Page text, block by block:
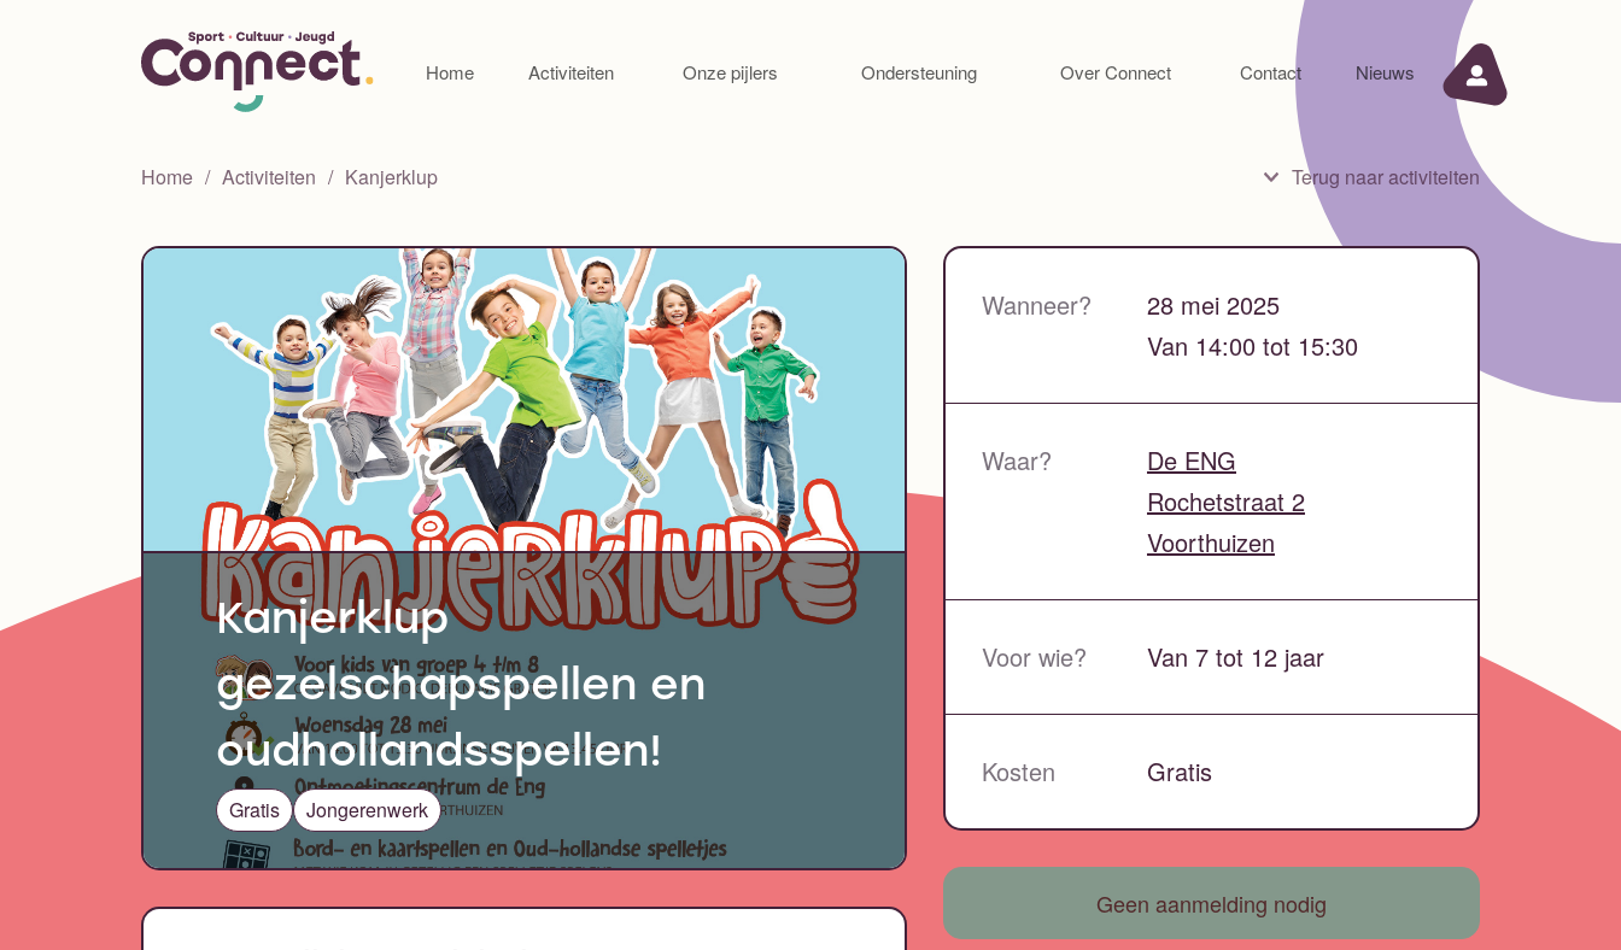
Home Activiteiten Onze pijlers Ondersteuning Over Connect Contact Nieuws
Home Activiteiten Kanjerklup Terug naar activiteiten
Kanjerklup
gezelschapspellen en
oudhollandsspellen!
Gratis Jongerenwerk
Wanneer?
28 mei 2025
Van 14:00 tot 15:30
Waar?
De ENG
Rochetstraat 2
Voorthuizen
Voor wie? Van 7 tot 12 jaar
Kosten Gratis
Geen aanmelding nodig